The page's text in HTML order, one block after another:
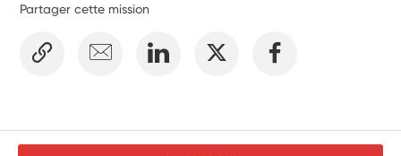
Partager cette mission